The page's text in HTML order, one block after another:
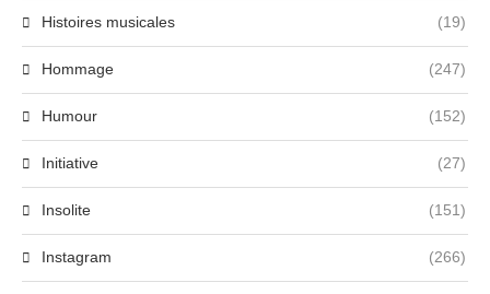
Histoires musicales (19)
Hommage (247)
Humour (152)
Initiative (27)
Insolite (151)
Instagram (266)